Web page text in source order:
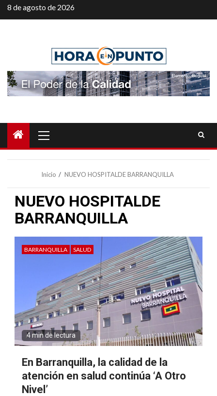
Saltar
al
8 de agosto de 2026
principal
Inicio NUEVO HOSPITALDE BARRANQUILLA
NUEVO HOSPITALDE
BARRANQUILLA
BARRANQUILLA SALUD
4 min de lectura
En Barranquilla, la calidad de la
atención en salud continúa ‘A Otro
Nivel’